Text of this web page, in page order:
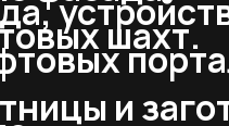
шахт.
и